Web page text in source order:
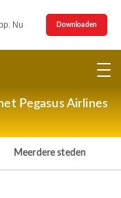
Nu
Downloaden
Pegasus Airlines
Meerdere steden